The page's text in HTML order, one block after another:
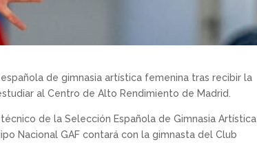
de gimnasia artística femenina tras recibir la
al Centro de Alto Rendimiento de Madrid.
de la Selección Española de Gimnasia Artística
Nacional GAF contará con la gimnasta del Club